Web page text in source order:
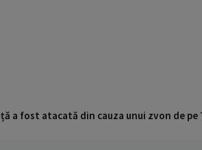
a fost atacată din cauza unui zvon de pe